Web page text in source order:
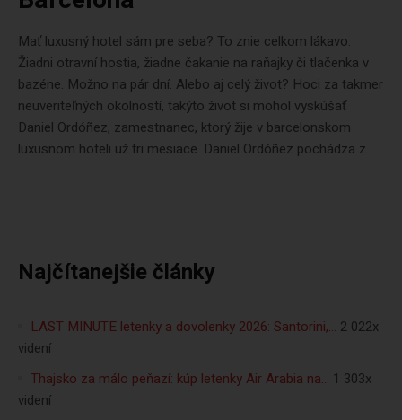
Mať luxusný hotel sám pre seba? To znie celkom lákavo.
Žiadni otravní hostia, žiadne čakanie na raňajky či tlačenka v
bazéne. Možno na pár dní. Alebo aj celý život? Hoci za takmer
neuveriteľných okolností, takýto život si mohol vyskúšať
Daniel Ordóñez, zamestnanec, ktorý žije v barcelonskom
luxusnom hoteli už tri mesiace. Daniel Ordóñez pochádza z...
Najčítanejšie články
LAST MINUTE letenky a dovolenky 2026: Santorini,… 2 022x
videní
Thajsko za málo peňazí: kúp letenky Air Arabia na… 1 303x
videní